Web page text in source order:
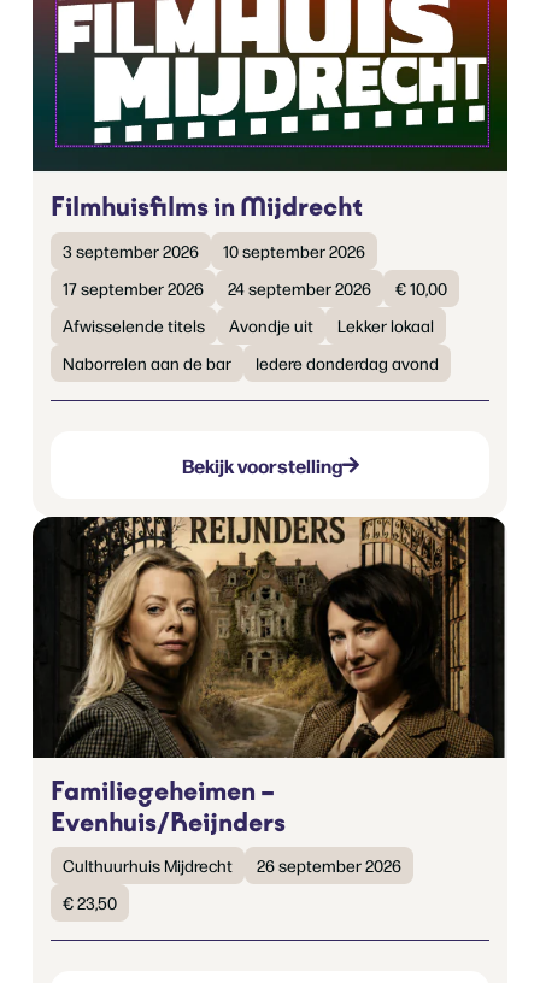
Filmhuisfilms in Mijdrecht
3 september 2026
10 september 2026
17 september 2026
24 september 2026
€ 10,00
Afwisselende titels
Avondje uit
Lekker lokaal
Naborrelen aan de bar
Iedere donderdag avond
Bekijk voorstelling
Familiegeheimen –
Evenhuis/Reijnders
Culthuurhuis Mijdrecht
26 september 2026
€ 23,50